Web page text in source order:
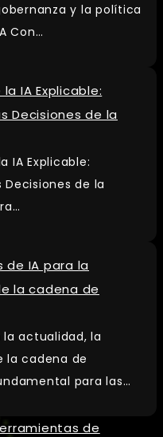
y la política
Con…
IA Explicable:
Decisiones de la
IA Explicable:
de la
de IA para la
la cadena de
actualidad, la
la cadena de
para las…
de